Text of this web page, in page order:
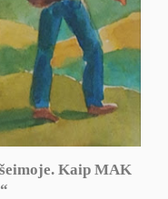
Kaip MAK